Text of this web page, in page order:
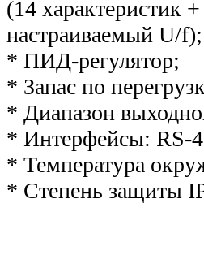
(14 характеристик +
настраиваемый U/f);
* ПИД-регулятор;
* Запас по
* Диапазон
* Интерфейсы: RS-
* Температура
* Степень защиты